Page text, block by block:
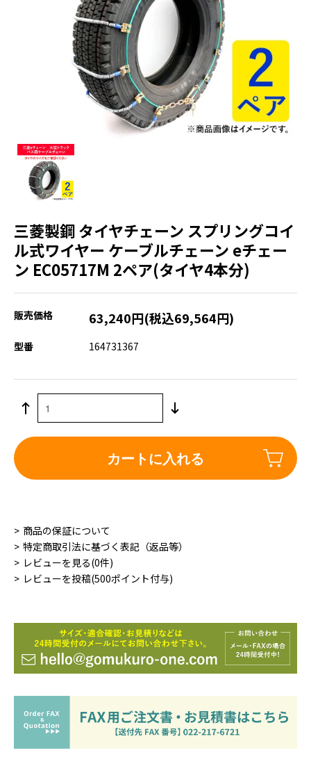
三菱製鋼 タイヤチェーン スプリングコイ
ル式ワイヤー ケーブルチェーン eチェー
ン EC05717M 2ペア(タイヤ4本分)
販売価格 63,240円(税込69,564円)
型番 164731367
カートに入れる
商品の保証について
特定商取引法に基づく表記（返品等）
レビューを見る(0件)
レビューを投稿(500ポイント付与)